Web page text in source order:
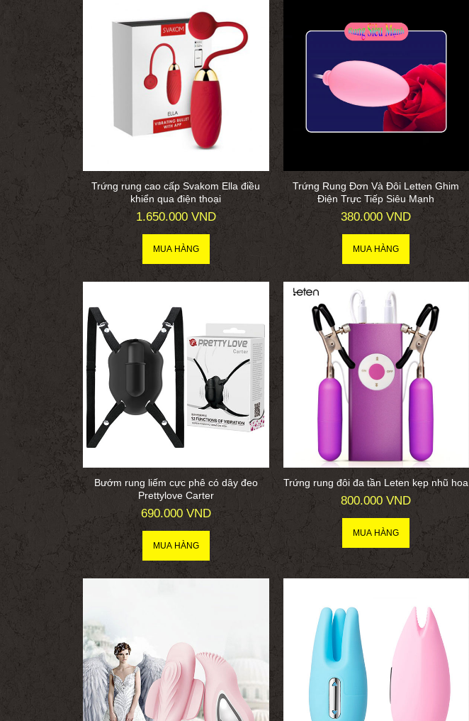
Trứng rung cao cấp Svakom Ella điều
khiển qua điện thoại
1.650.000 VND
Trứng Rung Đơn Và Đôi Letten Ghim
Điện Trực Tiếp Siêu Mạnh
380.000 VND
Bướm rung liếm cực phê có dây đeo
Prettylove Carter
690.000 VND
Trứng rung đôi đa tần Leten kẹp nhũ hoa
800.000 VND